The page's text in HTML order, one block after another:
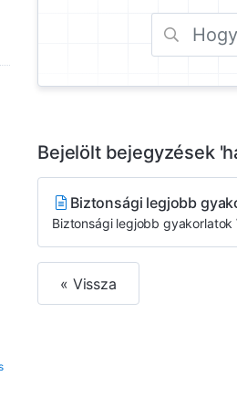
Bejelölt bejegyzések
Biztonsági legjobb
Biztonsági legjobb gyakorlatok
« Vissza